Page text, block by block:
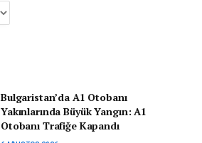
Bulgaristan’da A1 Otobanı
Yakınlarında Büyük Yangın: A1
Otobanı Trafiğe Kapandı